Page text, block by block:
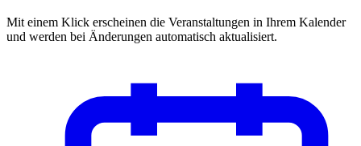
Mit einem Klick erscheinen die Veranstaltungen in Ihrem Kalender
und werden bei Änderungen automatisch aktualisiert.